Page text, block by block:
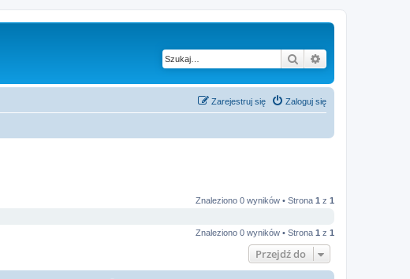
Szukaj
Zaloguj się
Zarejestruj się
Znaleziono 0 wyników • Strona 1 z 1
Znaleziono 0 wyników • Strona 1 z 1
Przejdź do